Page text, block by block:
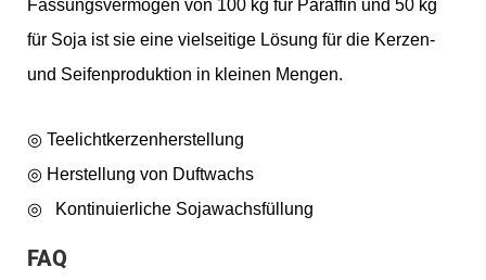
Fassungsvermögen von 100 kg für Paraffin und 50 kg
für Soja ist sie eine vielseitige Lösung für die Kerzen-
und Seifenproduktion in kleinen Mengen.
◎ Teelichtkerzenherstellung
◎ Herstellung von Duftwachs
◎
Kontinuierliche Sojawachsfüllung
FAQ